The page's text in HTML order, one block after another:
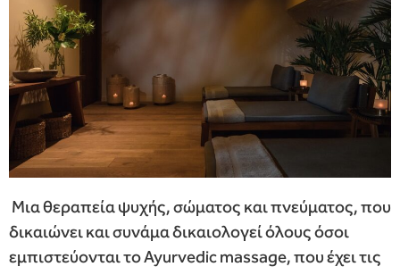
Μια θεραπεία ψυχής, σώματος και πνεύματος, που
δικαιώνει και συνάμα δικαιολογεί όλους όσοι
εμπιστεύονται το Ayurvedic massage, που έχει τις